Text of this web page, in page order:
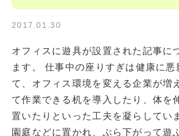
2017.01.30
オフィスに遊具が設置された記事に
ます。 仕事中の座りすぎは健康に悪
て、オフィス環境を変える企業が増
て作業できる机を導入したり、体を
置いたりといった工夫を凝らしてい
園庭などに置かれ、ぶら下がって遊